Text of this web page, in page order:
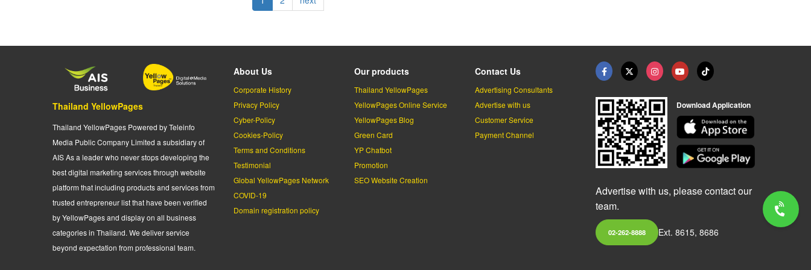
page
page
Thailand YellowPages
Thailand YellowPages Powered by Teleinfo
Media Public Company Limited a subsidiary of
AIS As a leader who never stops developing the
best digital marketing services through website
platform that including products and services from
trusted entrepreneur list that have been verified
by YellowPages and display on all business
categories in Thailand. We deliver service
beyond expectation from professional team.
About Us
Corporate History
Privacy Policy
Cyber-Policy
Cookies-Policy
Terms and Conditions
Testimonial
Global YellowPages Network
COVID-19
Domain registration policy
Our products
Thailand YellowPages
YellowPages Online Service
YellowPages Blog
Green Card
YP Chatbot
Promotion
SEO Website Creation
Contact Us
Advertising Consultants
Advertise with us
Customer Service
Payment Channel
Download Application
Advertise with us, please contact our
team.
02-262-8888 Ext. 8615, 8686